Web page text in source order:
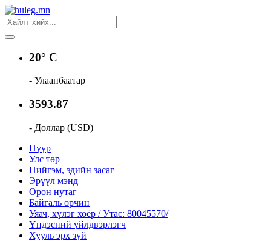
20° C
- Улаанбаатар
3593.87
- Доллар (USD)
Нүүр
Улс төр
Нийгэм, эдийн засаг
Эрүүл мэнд
Орон нутаг
Байгаль орчин
Уяач, хүлэг хоёр / Утас: 80045570/
Үндэсний үйлдвэрлэгч
Хууль эрх зүй